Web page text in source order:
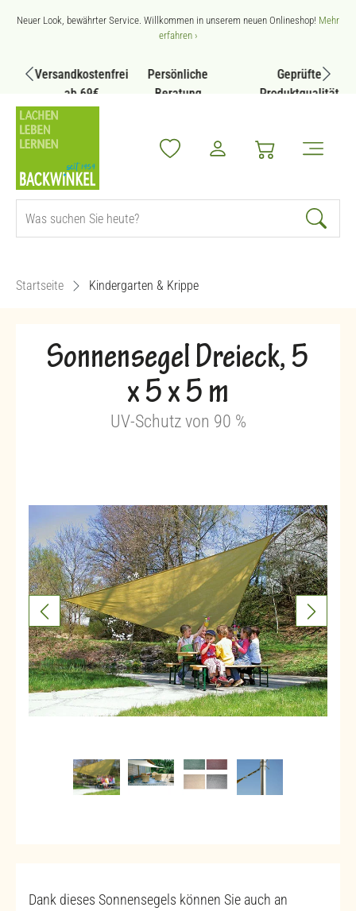
Zum Hauptinhalt springen
Neuer Look, bewährter Service. Willkommen in unserem neuen Onlineshop! Mehr
erfahren ›
Versandkostenfrei
ab 69€
Persönliche
Beratung
Geprüfte
Produktqualität
Startseite Kindergarten & Krippe
Sonnensegel Dreieck, 5
x 5 x 5 m
UV-Schutz von 90 %
Dank dieses Sonnensegels können Sie auch an